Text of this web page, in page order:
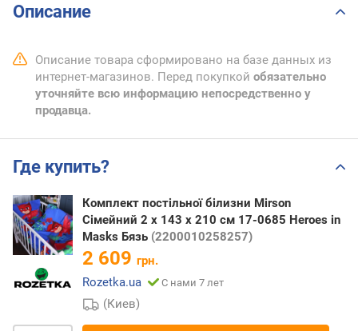
Описание
Описание товара сформировано на базе данных из
интернет-магазинов. Перед покупкой обязательно
уточняйте всю информацию непосредственно у
продавца.
Где купить?
Комплект постільної білизни Mirson
Сімейний 2 x 143 x 210 см 17-0685 Heroes in
Masks Бязь (2200010258257)
2 609 грн.
Rozetka.ua
С нами 7 лет
(Киев)